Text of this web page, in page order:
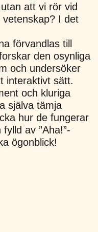
att vi rör vid
I det
förvandlas till
den osynliga
och undersöker
interaktivt sätt.
och kluriga
själva tämja
hur de fungerar
av ”Aha!”-
ögonblick!